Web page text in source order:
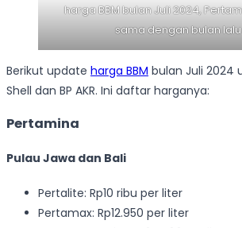
harga BBM bulan Juli 2024,
sama dengan bulan lalu
Berikut update harga BBM bulan Juli 2024
Shell dan BP AKR. Ini daftar harganya:
Pertamina
Pulau Jawa dan Bali
Pertalite: Rp10 ribu per liter
Pertamax: Rp12.950 per liter